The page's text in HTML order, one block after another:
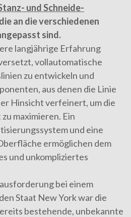
und Schneide-
an die verschiedenen
sind.
langjährige Erfahrung
vollautomatische
zu entwickeln und
aus denen die Linie
Hinsicht verfeinert, um die
maximieren. Ein
und eine
ermöglichen dem
und unkompliziertes
bei einem
Staat New York war die
bestehende, unbekannte